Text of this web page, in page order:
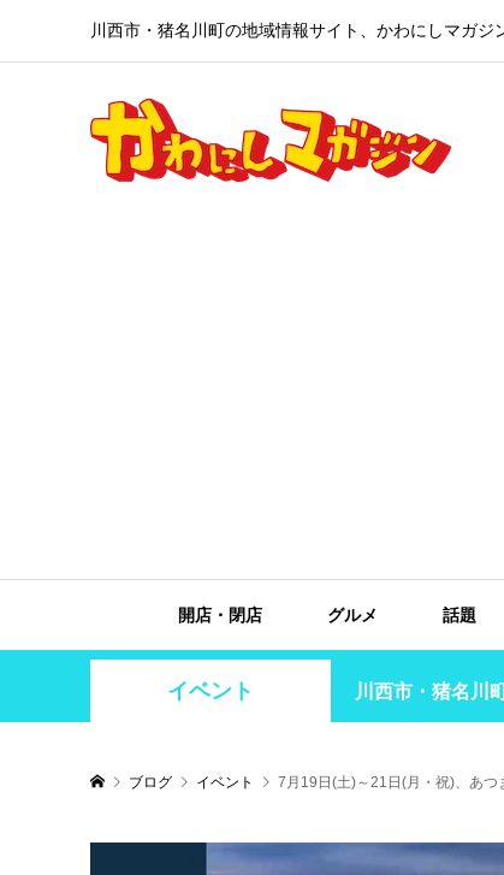
川西市・猪名川町の地域情報サイト、かわにしマガジ
開店・閉店 グルメ 話題
イベント 川西市・猪名川
ブログ イベント 7月19日(土)～21日(月・祝)、あつ